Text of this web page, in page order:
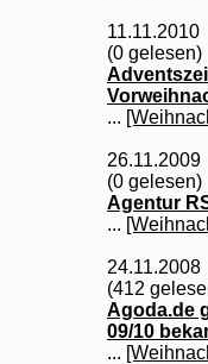
11.11.2010
(0 gelesen)
...
26.11.2009
(0 gelesen)
Agentur
...
24.11.2008
(412
Agoda.de
09/10
...